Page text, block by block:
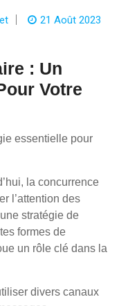
21 Août 2023
: Un
Votre
essentielle pour
la concurrence
l’attention des
stratégie de
formes de
un rôle clé dans la
divers canaux